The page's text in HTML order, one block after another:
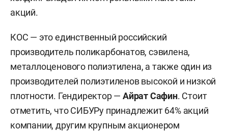
акций.
КОС — это единственный российский
производитель поликарбонатов, сэвилена,
металлоценового полиэтилена, а также один из
производителей полиэтиленов высокой и низкой
плотности. Гендиректор —Айрат Сафин. Стоит
отметить, что СИБУРу принадлежит 64% акций
компании, другим крупным акционером